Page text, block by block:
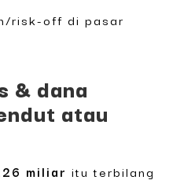
risk-off di pasar
& dana
atau
miliar itu terbilang